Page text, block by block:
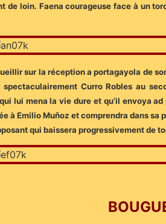
de loin. Faena courageuse face à un
sur la réception a portagayola de
Curro Robles au
lui mena la vie dure et qu’il envoya
à Emilio Muñoz et comprendra dans
qui baissera progressivement de